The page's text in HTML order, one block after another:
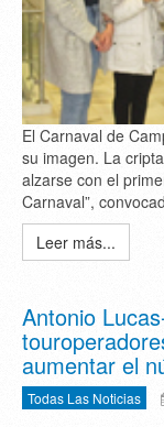
El Carnaval de
su imagen. La
alzarse con el
Carnaval”,
Leer más...
Antonio
aumentar el
Todas Las Noticias